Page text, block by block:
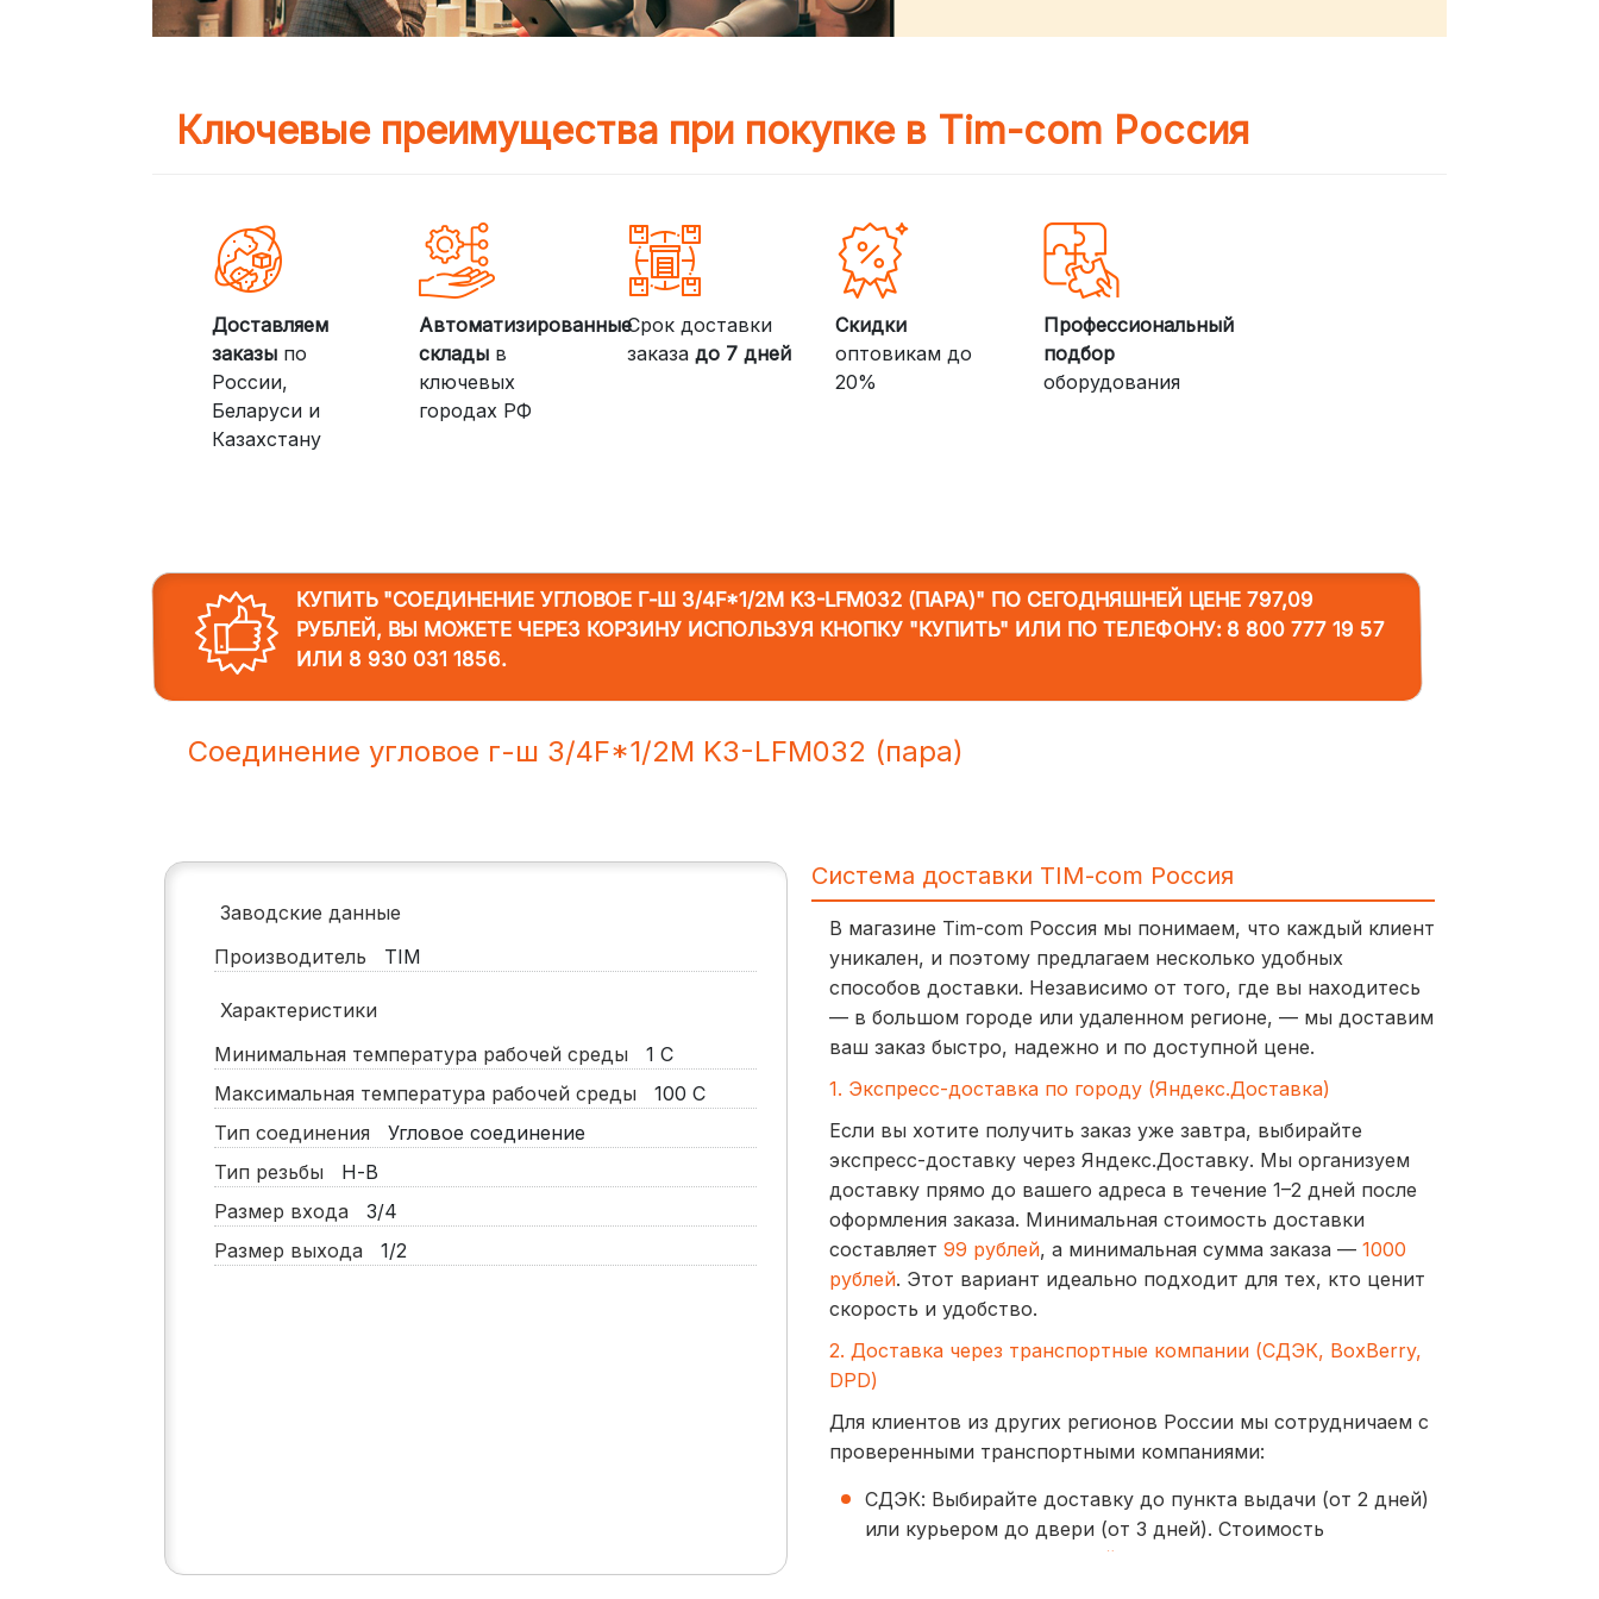
Ключевые преимущества при покупке в Tim-com Россия
Доставляем
заказыпо
России,
Беларуси и
Казахстану
Автоматизированные
склады в
ключевых
городах РФ
Срок доставки
заказадо 7 дней
Скидки
оптовикам до
20%
Профессиональный
подбор
оборудования
КУПИТЬ "СОЕДИНЕНИЕ УГЛОВОЕ Г-Ш 3/4F*1/2M K3-LFM032 (ПАРА)"ПО СЕГОДНЯШНЕЙ ЦЕНЕ 797,09
РУБЛЕЙ, ВЫ МОЖЕТЕ ЧЕРЕЗ КОРЗИНУ ИСПОЛЬЗУЯ КНОПКУ "КУПИТЬ" ИЛИ ПО ТЕЛЕФОНУ: 8 800 777 19 57
ИЛИ 8 930 031 1856.
Соединение угловое г-ш 3/4F*1/2M K3-LFM032 (пара)
Заводские данные
Производитель
TIM
Характеристики
Минимальная температура рабочей среды
1 С
Максимальная температура рабочей среды
100 С
Тип соединения
Угловое соединение
Тип резьбы
Н-В
Размер входа
3/4
Размер выхода
1/2
Система доставки TIM-com Россия
В магазине Tim-com Россия мы понимаем, что каждый клиент
уникален, и поэтому предлагаем несколько удобных
способов доставки. Независимо от того, где вы находитесь
— в большом городе или удаленном регионе, — мы доставим
ваш заказ быстро, надежно и по доступной цене.
1. Экспресс-доставка по городу (Яндекс.Доставка)
Если вы хотите получить заказ уже завтра, выбирайте
экспресс-доставку через Яндекс.Доставку. Мы организуем
доставку прямо до вашего адреса в течение 1–2 дней после
оформления заказа. Минимальная стоимость доставки
составляет 99 рублей, а минимальная сумма заказа — 1000
рублей. Этот вариант идеально подходит для тех, кто ценит
скорость и удобство.
2. Доставка через транспортные компании (СДЭК, BoxBerry,
DPD)
Для клиентов из других регионов России мы сотрудничаем с
проверенными транспортными компаниями:
СДЭК: Выбирайте доставку до пункта выдачи (от 2 дней)
или курьером до двери (от 3 дней). Стоимость
300 рублей